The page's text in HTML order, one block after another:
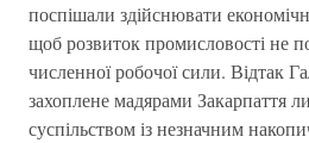
поспішали здійснювати
щоб розвиток промисловості не
численної робочої сили. Відтак
захоплене мадярами Закарпаття
суспільством із незначним